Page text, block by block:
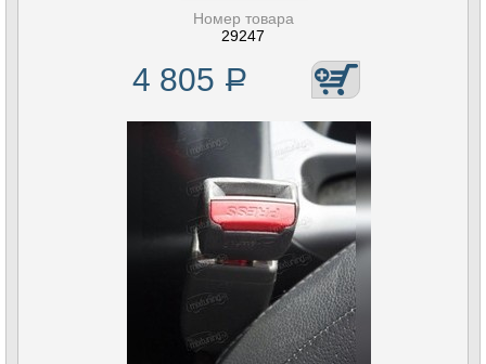
Номер товара
29247
4 805 Р